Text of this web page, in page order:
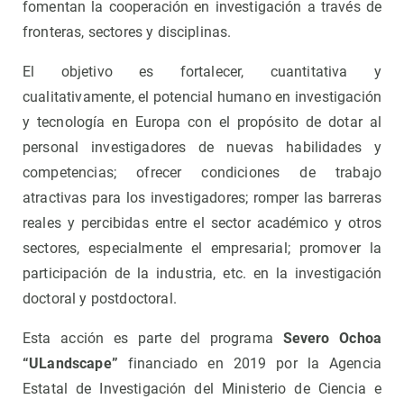
fomentan la cooperación en investigación a través de
fronteras, sectores y disciplinas.
El objetivo es fortalecer, cuantitativa y
cualitativamente, el potencial humano en investigación
y tecnología en Europa con el propósito de dotar al
personal investigadores de nuevas habilidades y
competencias; ofrecer condiciones de trabajo
atractivas para los investigadores; romper las barreras
reales y percibidas entre el sector académico y otros
sectores, especialmente el empresarial; promover la
participación de la industria, etc. en la investigación
doctoral y postdoctoral.
Esta acción es parte del programa Severo Ochoa
“ULandscape” financiado en 2019 por la Agencia
Estatal de Investigación del Ministerio de Ciencia e